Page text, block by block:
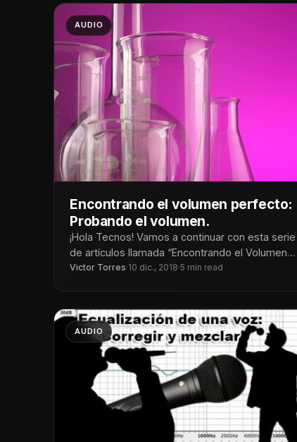
AUDIO
Encontrando el volumen perfecto:
Probando el volumen.
¡Hola Tecnos! Vamos a continuar con esta serie
de artículos llamada “Encontrando el Volumen
Perfecto” En mi publicación anterior hablé
Victor Torres·10 dic., 2018·5 min read
AUDIO